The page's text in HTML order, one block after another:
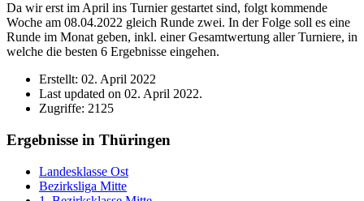
Da wir erst im April ins Turnier gestartet sind, folgt kommende
Woche am 08.04.2022 gleich Runde zwei. In der Folge soll es eine
Runde im Monat geben, inkl. einer Gesamtwertung aller Turniere, in
welche die besten 6 Ergebnisse eingehen.
Erstellt: 02. April 2022
Last updated on 02. April 2022.
Zugriffe: 2125
Ergebnisse in Thüringen
Landesklasse Ost
Bezirksliga Mitte